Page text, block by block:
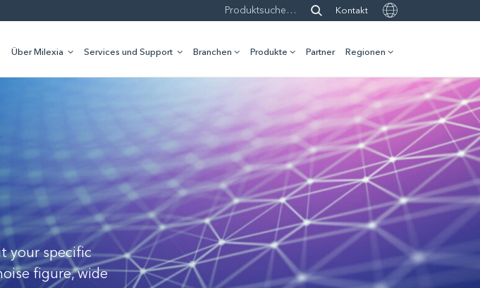
Kontakt
Über Milexia Services und Support Branchen Produkte Partner Regionen
your specific
figure, wide